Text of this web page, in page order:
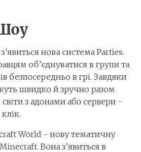
нова система Parties.
об’єднуватися в групи та
безпосередньо в грі. Завдяки
швидко й зручно разом
з адонами або сервери -
World - нову тематичну
Вона з’явиться в